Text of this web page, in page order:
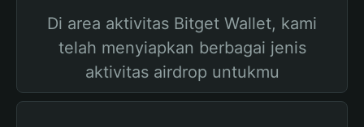
Di area aktivitas Bitget Wallet, kami
telah menyiapkan berbagai jenis
aktivitas airdrop untukmu